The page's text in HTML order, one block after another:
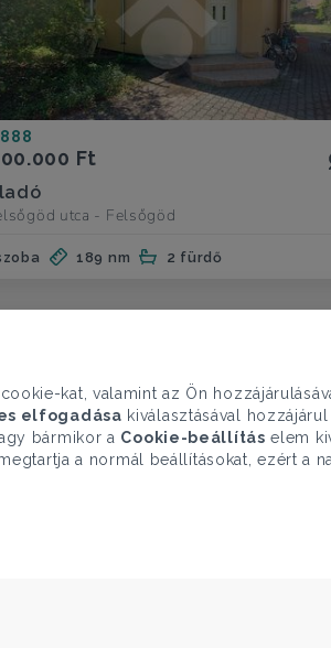
Ft
utca - Felsőgöd
189 nm 2 fürdő
kat, valamint az Ön
elfogadása kiválasztásával
bármikor a Cookie-beállítás elem
a normál beállításokat, ezért a